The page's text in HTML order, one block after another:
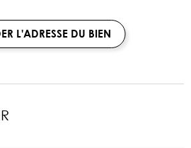
L'ADRESSE DU BIEN